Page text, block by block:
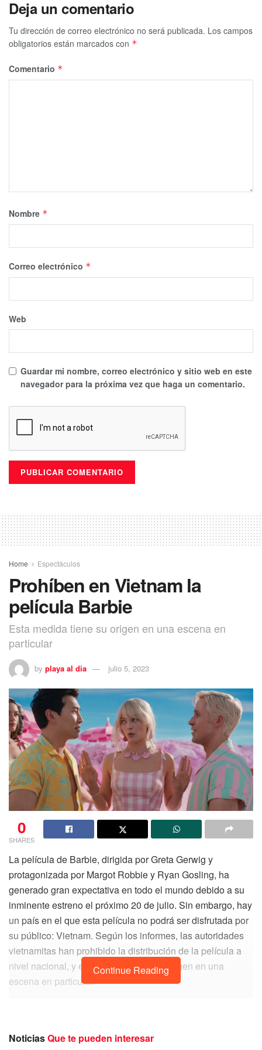
Deja un comentario
Tu dirección de correo electrónico no será publicada. Los campos
obligatorios están marcados con *
Comentario *
Nombre *
Correo electrónico *
Web
Guardar mi nombre, correo electrónico y sitio web en este
navegador para la próxima vez que haga un comentario.
Home Espectáculos
Prohíben en Vietnam la
película Barbie
Esta medida tiene su origen en una escena en
particular
by playa al dia julio 5, 2023
0
SHARES
La película de Barbie, dirigida por Greta Gerwig y
protagonizada por Margot Robbie y Ryan Gosling, ha
generado gran expectativa en todo el mundo debido a su
inminente estreno el próximo 20 de julio. Sin embargo, hay
un país en el que esta película no podrá ser disfrutada por
su público: Vietnam. Según los informes, las autoridades
vietnamitas han prohibido la distribución de la película a
nivel nacional, y esta medida tiene su origen en una
escena en particular.
Continue Reading
NoticiasQue te pueden interesar